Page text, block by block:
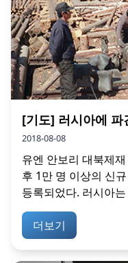
[기도] 러시아에 파
2018-08-08
유엔 안보리 대북제
후 1만 명 이상의 신
등록되었다. 러시아
더보기